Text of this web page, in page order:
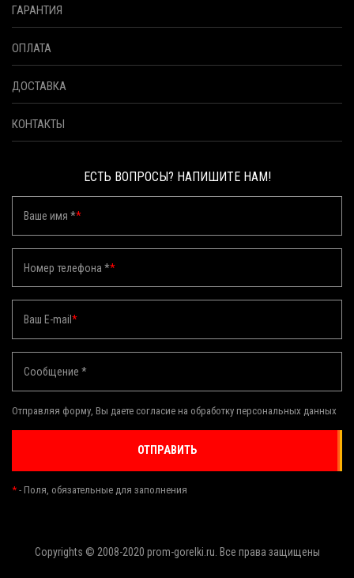
ГАРАНТИЯ
ОПЛАТА
ДОСТАВКА
КОНТАКТЫ
ЕСТЬ ВОПРОСЫ? НАПИШИТЕ НАМ!
Ваше имя **
Номер телефона **
Ваш E-mail *
Сообщение *
Отправляя форму, Вы даете согласие на обработку персональных данных
ОТПРАВИТЬ
* - Поля, обязательные для заполнения
Copyrights © 2008-2020 prom-gorelki.ru. Все права защищены